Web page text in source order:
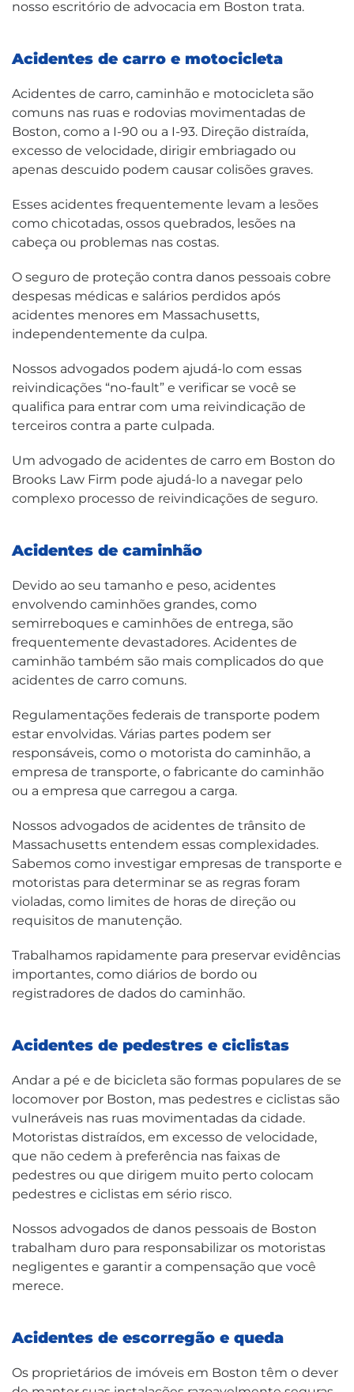
nosso escritório de advocacia em Boston trata.
Acidentes de carro e motocicleta
Acidentes de carro, caminhão e motocicleta são
comuns nas ruas e rodovias movimentadas de
Boston, como a I-90 ou a I-93. Direção distraída,
excesso de velocidade, dirigir embriagado ou
apenas descuido podem causar colisões graves.
Esses acidentes frequentemente levam a lesões
como chicotadas, ossos quebrados, lesões na
cabeça ou problemas nas costas.
O seguro de proteção contra danos pessoais cobre
despesas médicas e salários perdidos após
acidentes menores em Massachusetts,
independentemente da culpa.
Nossos advogados podem ajudá-lo com essas
reivindicações “no-fault” e verificar se você se
qualifica para entrar com uma reivindicação de
terceiros contra a parte culpada.
Um advogado de acidentes de carro em Boston do
Brooks Law Firm pode ajudá-lo a navegar pelo
complexo processo de reivindicações de seguro.
Acidentes de caminhão
Devido ao seu tamanho e peso, acidentes
envolvendo caminhões grandes, como
semirreboques e caminhões de entrega, são
frequentemente devastadores. Acidentes de
caminhão também são mais complicados do que
acidentes de carro comuns.
Regulamentações federais de transporte podem
estar envolvidas. Várias partes podem ser
responsáveis, como o motorista do caminhão, a
empresa de transporte, o fabricante do caminhão
ou a empresa que carregou a carga.
Nossos advogados de acidentes de trânsito de
Massachusetts entendem essas complexidades.
Sabemos como investigar empresas de transporte e
motoristas para determinar se as regras foram
violadas, como limites de horas de direção ou
requisitos de manutenção.
Trabalhamos rapidamente para preservar evidências
importantes, como diários de bordo ou
registradores de dados do caminhão.
Acidentes de pedestres e ciclistas
Andar a pé e de bicicleta são formas populares de se
locomover por Boston, mas pedestres e ciclistas são
vulneráveis nas ruas movimentadas da cidade.
Motoristas distraídos, em excesso de velocidade,
que não cedem à preferência nas faixas de
pedestres ou que dirigem muito perto colocam
pedestres e ciclistas em sério risco.
Nossos advogados de danos pessoais de Boston
trabalham duro para responsabilizar os motoristas
negligentes e garantir a compensação que você
merece.
Acidentes de escorregão e queda
Os proprietários de imóveis em Boston têm o dever